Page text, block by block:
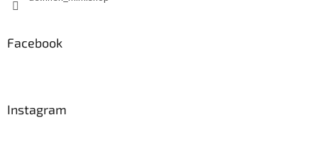
Facebook
Instagram